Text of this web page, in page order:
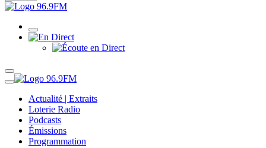
Actualité | Extraits
Loterie Radio
Podcasts
Émissions
Programmation